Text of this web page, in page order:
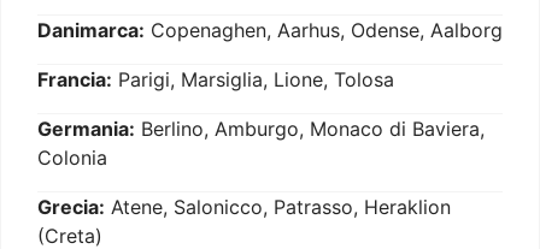
Danimarca: Copenaghen, Aarhus, Odense, Aalborg
Francia: Parigi, Marsiglia, Lione, Tolosa
Germania: Berlino, Amburgo, Monaco di Baviera,
Colonia
Grecia: Atene, Salonicco, Patrasso, Heraklion
(Creta)